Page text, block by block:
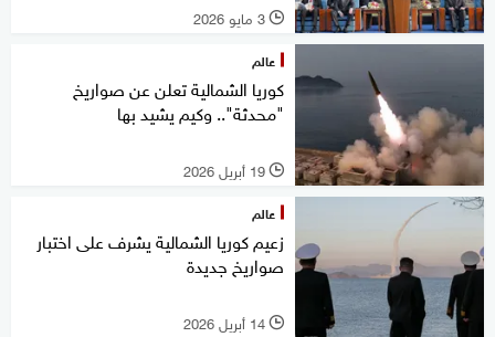
l 3 مايو 2026
عالم
كوريا الشمالية تعلن عن صواريخ
"محدثة".. وكيم يشيد بها
l 19 أبريل 2026
عالم
زعيم كوريا الشمالية يشرف على اختبار
صواريخ جديدة
l 14 أبريل 2026